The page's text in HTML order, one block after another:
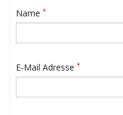
Name *
E-Mail Adresse *